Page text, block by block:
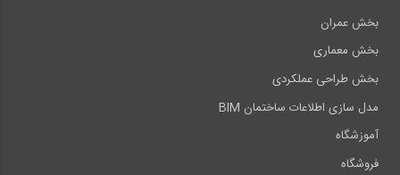
بخش عمران
بخش معماری
بخش طراحی عملکردی
مدل سازی اطلاعات ساختمان BIM
آموزشگاه
فروشگاه